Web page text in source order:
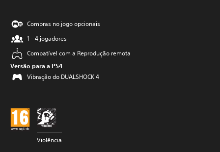
Compras no jogo opcionais
1 - 4 jogadores
Compatível com a Reprodução remota
Versão para a PS4
Vibração do DUALSHOCK 4
Violência